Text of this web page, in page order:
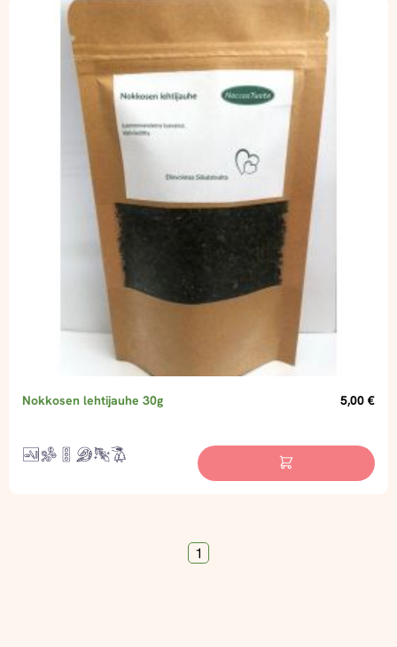
Nokkosen lehtijauhe 30g 5,00 €
1